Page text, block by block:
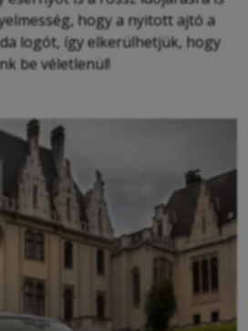
hogy a nyitott ajtó a
logót, így elkerülhetjük, hogy
be véletlenül!